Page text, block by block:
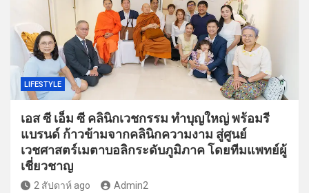
LIFESTYLE
เอส ซี เอ็ม ซี คลินิกเวชกรรม ทำบุญใหญ่ พร้อมรี
แบรนด์ ก้าวข้ามจากคลินิกความงาม สู่ศูนย์
เวชศาสตร์เมตาบอลิกระดับภูมิภาค โดยทีมแพทย์ผู้
เชี่ยวชาญ
2 สัปดาห์ ago Admin2